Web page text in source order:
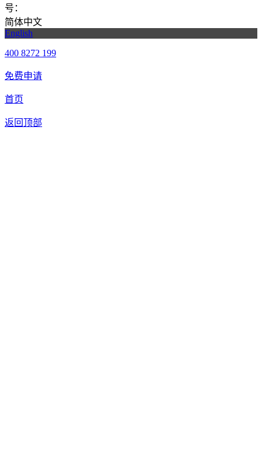
号：
简体中文
English
400 8272 199
免费申请
首页
返回顶部